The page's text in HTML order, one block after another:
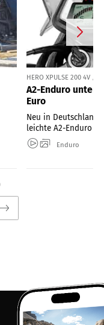
HERO XPULSE 200 4V /
A2-Enduro unter
Euro
Neu in Deutschland:
leichte A2-Enduro
Enduro